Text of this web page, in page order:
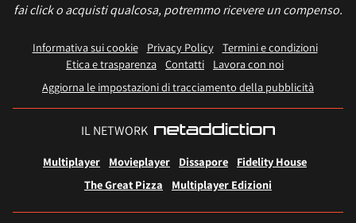
fai click o acquisti qualcosa, potremmo ricevere un compenso.
Informativa sui cookie Privacy Policy
Termini e condizioni
Etica e trasparenza Contatti
Lavora con noi
Aggiorna le impostazioni di tracciamento della pubblicità
IL NETWORK
Multiplayer Movieplayer Dissapore
Fidelity House
The Great Pizza
Multiplayer Edizioni